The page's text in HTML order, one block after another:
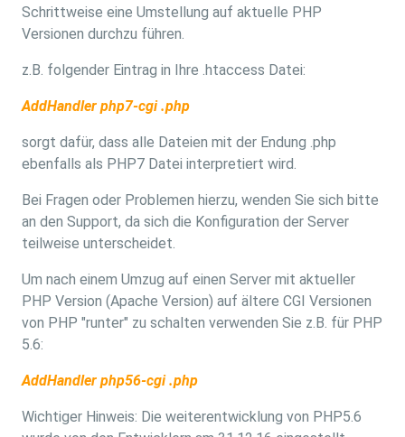
Schrittweise eine Umstellung auf aktuelle PHP
Versionen durchzu führen.
z.B. folgender Eintrag in Ihre .htaccess Datei:
AddHandler php7-cgi .php
sorgt dafür, dass alle Dateien mit der Endung .php
ebenfalls als PHP7 Datei interpretiert wird.
Bei Fragen oder Problemen hierzu, wenden Sie sich bitte
an den Support, da sich die Konfiguration der Server
teilweise unterscheidet.
Um nach einem Umzug auf einen Server mit aktueller
PHP Version (Apache Version) auf ältere CGI Versionen
von PHP "runter" zu schalten verwenden Sie z.B. für PHP
5.6:
AddHandler php56-cgi .php
Wichtiger Hinweis: Die weiterentwicklung von PHP5.6